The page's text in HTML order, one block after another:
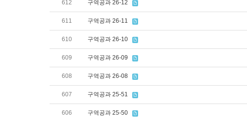
612 구역공과 26-12
611 구역공과 26-11
610 구역공과 26-10
609 구역공과 26-09
608 구역공과 26-08
607 구역공과 25-51
606 구역공과 25-50